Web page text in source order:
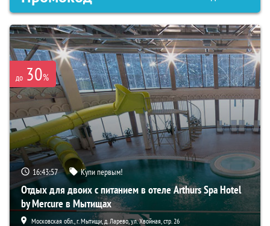
до 30%
16:43:55 Купи первым!
Отдых для двоих с питанием в отеле Arthurs Spa Hotel
by Mercure в Мытищах
Московская обл., г. Мытищи, д. Ларево, ул. Хвойная, стр. 26